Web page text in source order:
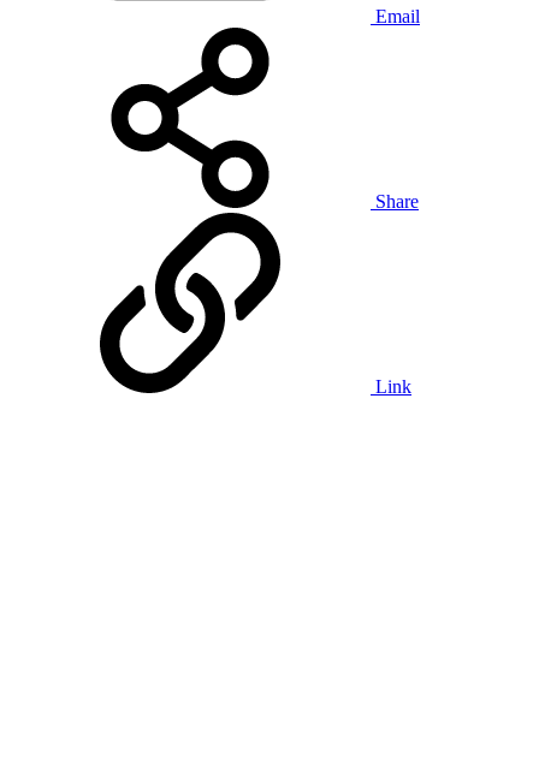
Email
Share
Link